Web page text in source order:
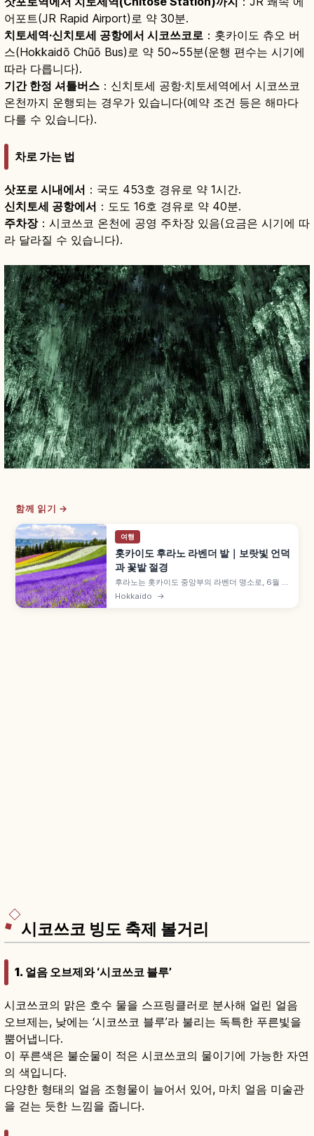
어포트(JR Rapid Airport)로 약 30분.
치토세역·신치토세 공항에서 시코쓰코로 ：홋카이도 츄오 버
스(Hokkaidō Chūō Bus)로 약 50~55분(운행 편수는 시기에
따라 다릅니다).
기간 한정 셔틀버스 ：신치토세 공항·치토세역에서 시코쓰코
온천까지 운행되는 경우가 있습니다(예약 조건 등은 해마다
다를 수 있습니다).
차로 가는 법
삿포로 시내에서 ：국도 453호 경유로 약 1시간.
신치토세 공항에서 ：도도 16호 경유로 약 40분.
주차장：시코쓰코 온천에 공영 주차장 있음(요금은 시기에 따
라 달라질 수 있습니다).
함께 읽기 →
여행
홋카이도 후라노 라벤더 밭｜보랏빛 언덕
과 꽃밭 절경
후라노는 홋카이도 중앙부의 라벤더 명소로, 6월 하
순~8월 상순 절정(7월 중순~하순 가장 진함) 등을
Hokkaido →
시코쓰코 빙도 축제 볼거리
1. 얼음 오브제와 ‘시코쓰코 블루’
시코쓰코의 맑은 호수 물을 스프링클러로 분사해 얼린 얼음
오브제는, 낮에는 ‘시코쓰코 블루’라 불리는 독특한 푸른빛을
뿜어냅니다.
이 푸른색은 불순물이 적은 시코쓰코의 물이기에 가능한 자연
의 색입니다.
다양한 형태의 얼음 조형물이 늘어서 있어, 마치 얼음 미술관
을 걷는 듯한 느낌을 줍니다.